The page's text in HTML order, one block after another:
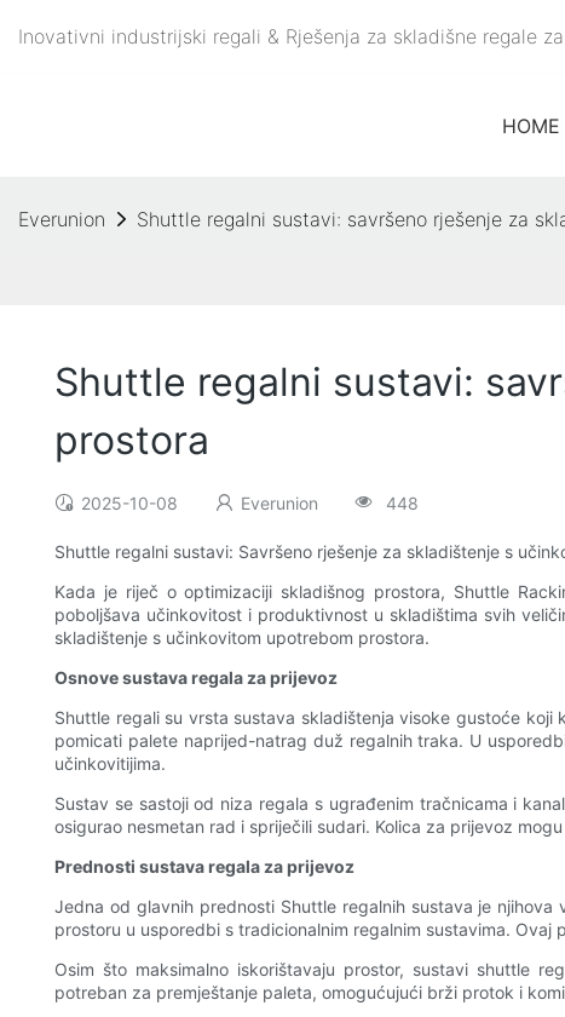
Inovativni industrijski regali & Rješenja za skladišne ​​regale
HOME
Everunion Shuttle regalni sustavi: savršeno rješenje za
Shuttle regalni sustavi:
prostora
2025-10-08 Everunion 448
Shuttle regalni sustavi: Savršeno rješenje za skladištenje s
Kada je riječ o optimizaciji skladišnog prostora, Shuttle
poboljšava učinkovitost i produktivnost u skladištima svih
skladištenje s učinkovitom upotrebom prostora.
Osnove sustava regala za prijevoz
Shuttle regali su vrsta sustava skladištenja visoke gustoće
pomicati palete naprijed-natrag duž regalnih traka. U
učinkovitijima.
Sustav se sastoji od niza regala s ugrađenim tračnicama i
osigurao nesmetan rad i spriječili sudari. Kolica za prijevoz
Prednosti sustava regala za prijevoz
Jedna od glavnih prednosti Shuttle regalnih sustava je
prostoru u usporedbi s tradicionalnim regalnim sustavima.
Osim što maksimalno iskorištavaju prostor, sustavi shuttle
potreban za premještanje paleta, omogućujući brži protok i